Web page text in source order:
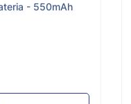
- 550mAh